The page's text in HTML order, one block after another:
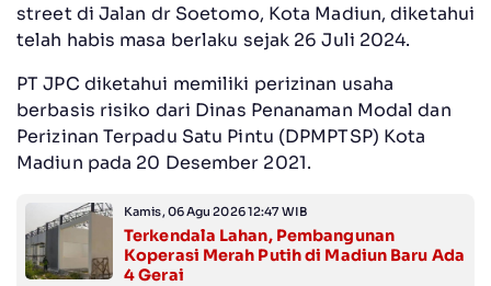
street di Jalan dr Soetomo, Kota Madiun, diketahui
telah habis masa berlaku sejak 26 Juli 2024.
‎PT JPC diketahui memiliki perizinan usaha
berbasis risiko dari Dinas Penanaman Modal dan
Perizinan Terpadu Satu Pintu (DPMPTSP) Kota
Madiun pada 20 Desember 2021.
Kamis, 06 Agu 2026 12:47 WIB
Terkendala Lahan, Pembangunan
Koperasi Merah Putih di Madiun Baru Ada
4 Gerai